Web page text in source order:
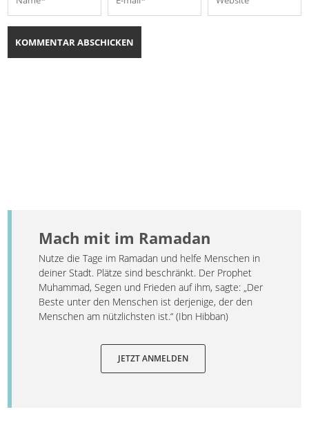
Mach mit im Ramadan
Nutze die Tage im Ramadan und helfe Menschen in
deiner Stadt. Plätze sind beschränkt. Der Prophet
Muhammad, Segen und Frieden auf ihm, sagte: „Der
Beste unter den Menschen ist derjenige, der den
Menschen am nützlichsten ist.“ (Ibn Hibban)
JETZT ANMELDEN